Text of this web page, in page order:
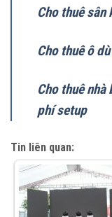
Cho thuê
Cho thuê ô
Cho thuê
phí setup
Tin liên quan: